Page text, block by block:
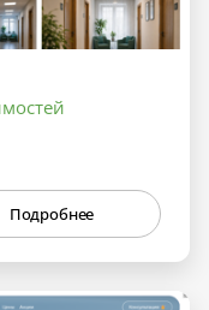
Подробнее